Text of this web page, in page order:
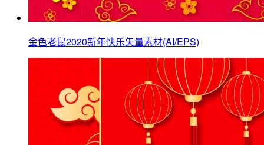
金色老鼠2020新年快乐矢量素材(AI/EPS)